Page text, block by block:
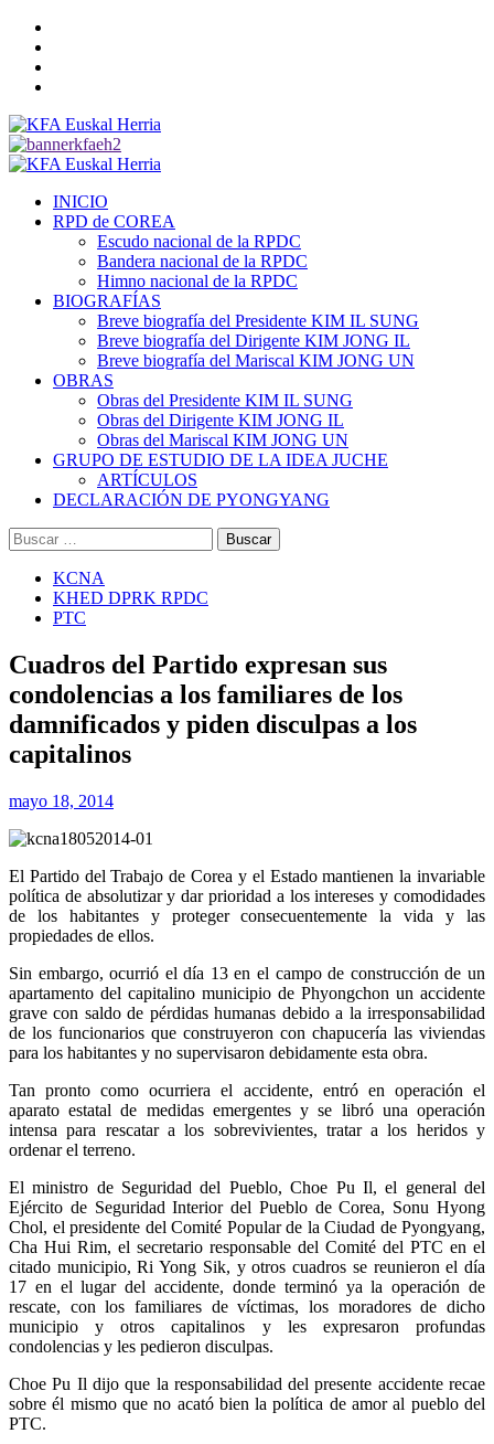
Saltar
contenido
Menú
INICIO
RPD de COREA
Escudo nacional de la RPDC
Bandera nacional de la RPDC
Himno nacional de la RPDC
BIOGRAFÍAS
Breve biografía del Presidente KIM IL SUNG
Breve biografía del Dirigente KIM JONG IL
Breve biografía del Mariscal KIM JONG UN
OBRAS
Obras del Presidente KIM IL SUNG
Obras del Dirigente KIM JONG IL
Obras del Mariscal KIM JONG UN
GRUPO DE ESTUDIO DE LA IDEA JUCHE
ARTÍCULOS
DECLARACIÓN DE PYONGYANG
Buscar:
KCNA
KHED DPRK RPDC
PTC
Cuadros del Partido expresan sus
condolencias a los familiares de los
damnificados y piden disculpas a los
capitalinos
mayo 18, 2014
El Partido del Trabajo de Corea y el Estado mantienen la invariable
política de absolutizar y dar prioridad a los intereses y comodidades
de los habitantes y proteger consecuentemente la vida y las
propiedades de ellos.
Sin embargo, ocurrió el día 13 en el campo de construcción de un
apartamento del capitalino municipio de Phyongchon un accidente
grave con saldo de pérdidas humanas debido a la irresponsabilidad
de los funcionarios que construyeron con chapucería las viviendas
para los habitantes y no supervisaron debidamente esta obra.
Tan pronto como ocurriera el accidente, entró en operación el
aparato estatal de medidas emergentes y se libró una operación
intensa para rescatar a los sobrevivientes, tratar a los heridos y
ordenar el terreno.
El ministro de Seguridad del Pueblo, Choe Pu Il, el general del
Ejército de Seguridad Interior del Pueblo de Corea, Sonu Hyong
Chol, el presidente del Comité Popular de la Ciudad de Pyongyang,
Cha Hui Rim, el secretario responsable del Comité del PTC en el
citado municipio, Ri Yong Sik, y otros cuadros se reunieron el día
17 en el lugar del accidente, donde terminó ya la operación de
rescate, con los familiares de víctimas, los moradores de dicho
municipio y otros capitalinos y les expresaron profundas
condolencias y les pedieron disculpas.
Choe Pu Il dijo que la responsabilidad del presente accidente recae
sobre él mismo que no acató bien la política de amor al pueblo del
PTC.